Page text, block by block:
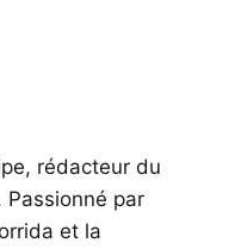
rédacteur du
par
et la